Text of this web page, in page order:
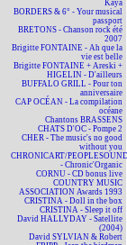
Kaya
BORDERS & 6° - Your musical
passport
BRETONS - Chanson rock été
2007
Brigitte FONTAINE - Ah que la
vie est belle
Brigitte FONTAINE + Areski +
HIGELIN - D'ailleurs
BUFFALO GRILL - Pour ton
anniversaire
CAP OCÉAN - La compilation
océane
Chantons BRASSENS
CHATS D'OC - Pompe 2
CHER - The music's no good
without you
CHRONICART/
- Chronic'Organic
CORNU - CD bonus live
COUNTRY MUSIC
ASSOCIATION Awards 1993
CRISTINA - Doll in the box
CRISTINA - Sleep it off
David HALLYDAY - Satellite
(2004)
David SYLVIAN & Robert